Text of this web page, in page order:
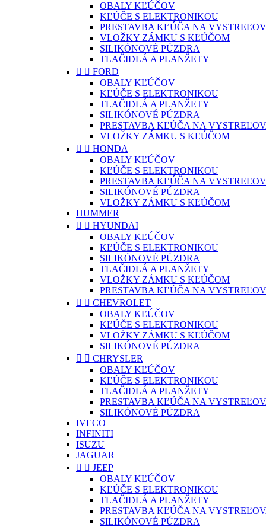
OBALY KĽÚČOV
KĽÚČE S ELEKTRONIKOU
PRESTAVBA KĽÚČA NA
VLOŽKY ZÁMKU S KĽÚČOM
SILIKÓNOVÉ PÚZDRA
TLAČIDLÁ A PLANŽETY
  FORD
OBALY KĽÚČOV
KĽÚČE S ELEKTRONIKOU
TLAČIDLÁ A PLANŽETY
SILIKÓNOVÉ PÚZDRA
PRESTAVBA KĽÚČA NA
VLOŽKY ZÁMKU S KĽÚČOM
  HONDA
OBALY KĽÚČOV
KĽÚČE S ELEKTRONIKOU
PRESTAVBA KĽÚČA NA
SILIKÓNOVÉ PÚZDRA
VLOŽKY ZÁMKU S KĽÚČOM
HUMMER
  HYUNDAI
OBALY KĽÚČOV
KĽÚČE S ELEKTRONIKOU
SILIKÓNOVÉ PÚZDRA
TLAČIDLÁ A PLANŽETY
VLOŽKY ZÁMKU S KĽÚČOM
PRESTAVBA KĽÚČA NA
  CHEVROLET
OBALY KĽÚČOV
KĽÚČE S ELEKTRONIKOU
VLOŽKY ZÁMKU S KĽÚČOM
SILIKÓNOVÉ PÚZDRA
  CHRYSLER
OBALY KĽÚČOV
KĽÚČE S ELEKTRONIKOU
TLAČIDLÁ A PLANŽETY
PRESTAVBA KĽÚČA NA
SILIKÓNOVÉ PÚZDRA
IVECO
INFINITI
ISUZU
JAGUAR
  JEEP
OBALY KĽÚČOV
KĽÚČE S ELEKTRONIKOU
TLAČIDLÁ A PLANŽETY
PRESTAVBA KĽÚČA NA
SILIKÓNOVÉ PÚZDRA